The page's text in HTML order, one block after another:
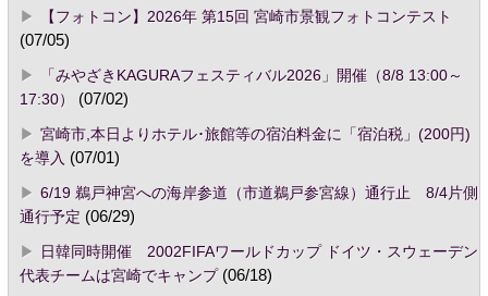
【フォトコン】2026年 第15回 宮崎市景観フォトコンテスト
(07/05)
「みやざきKAGURAフェスティバル2026」開催（8/8 13:00～
17:30）
(07/02)
宮崎市,本日よりホテル･旅館等の宿泊料金に「宿泊税」(200円)
を導入 (07/01)
6/19 鵜戸神宮への海岸参道（市道鵜戸参宮線）通行止 8/4片側
通行予定 (06/29)
日韓同時開催 2002FIFAワールドカップ ドイツ・スウェーデン
代表チームは宮崎でキャンプ(06/18)